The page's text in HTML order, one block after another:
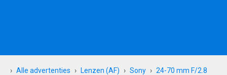
Alle advertenties Lenzen (AF) Sony
24-70 mm F/2.8